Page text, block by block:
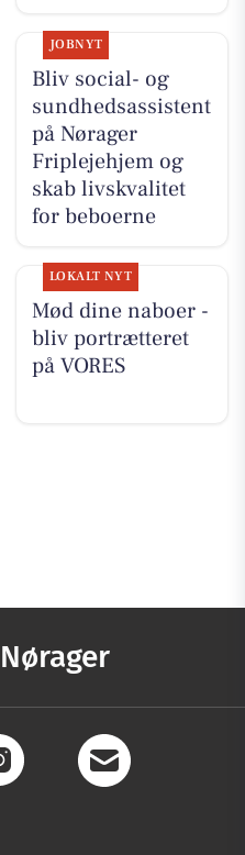
JOBNYT
Bliv social- og
sundhedsassistent
på Nørager
Friplejehjem og
skab livskvalitet
for beboerne
LOKALT NYT
Mød dine naboer -
bliv portrætteret
på VORES
Nørager